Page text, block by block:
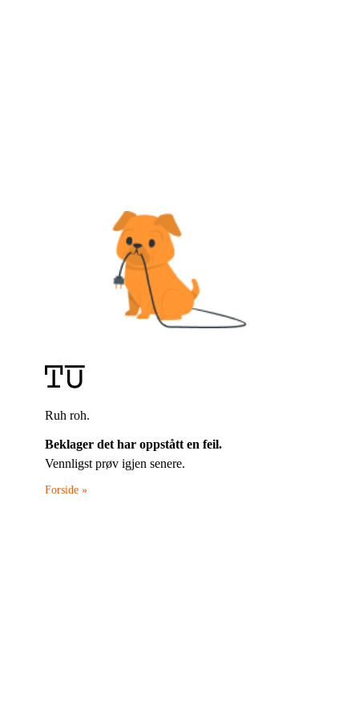
Ruh roh.
Beklager det har oppstått en feil.
Vennligst prøv igjen senere.
Forside »